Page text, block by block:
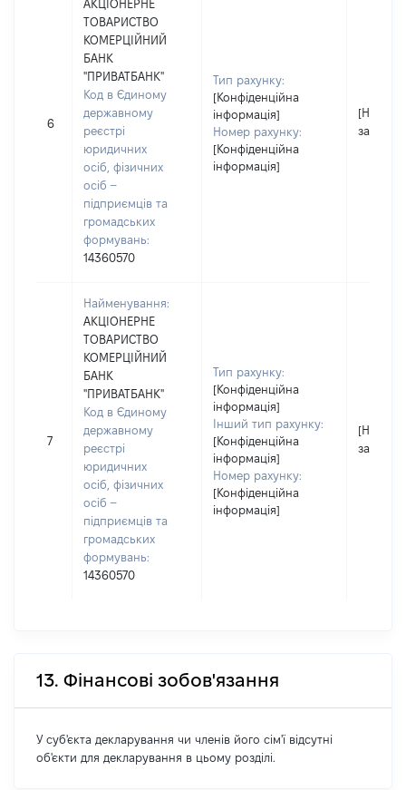
6
АКЦІОНЕРНЕ
ТОВАРИСТВО
КОМЕРЦІЙНИЙ
БАНК
"ПРИВАТБАНК"
Код в Єдиному
державному
реєстрі
юридичних
осіб, фізичних
осіб –
підприємців та
громадських
формувань:
14360570
Тип рахунку:
[Конфіденційна
інформація]
Номер рахунку:
[Конфіденційна
інформація]
[Не
7
Найменування:
АКЦІОНЕРНЕ
ТОВАРИСТВО
КОМЕРЦІЙНИЙ
БАНК
"ПРИВАТБАНК"
Код в Єдиному
державному
реєстрі
юридичних
осіб, фізичних
осіб –
підприємців та
громадських
формувань:
14360570
Тип рахунку:
[Конфіденційна
інформація]
Інший тип рахунку:
[Конфіденційна
інформація]
Номер рахунку:
[Конфіденційна
інформація]
[Не
13. Фінансові зобов'язання
У суб'єкта декларування чи членів його сім'ї відсутні
об'єкти для декларування в цьому розділі.